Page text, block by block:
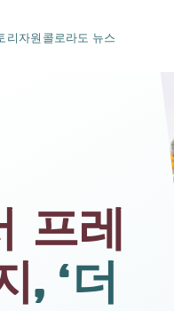
리자원 콜로라도 뉴스
프레
, ‘더